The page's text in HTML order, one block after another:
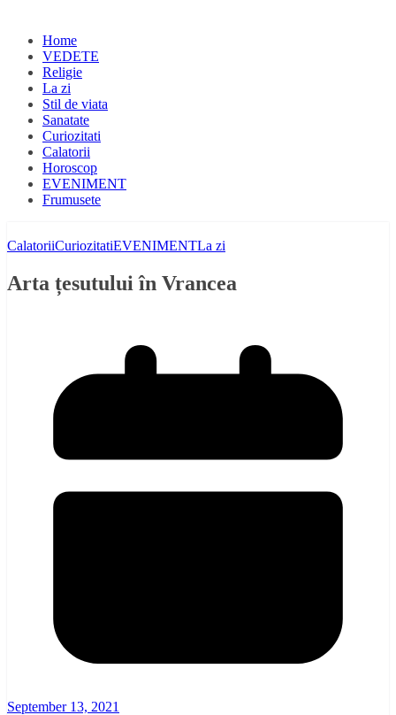
Home
VEDETE
Religie
La zi
Stil de viata
Sanatate
Curiozitati
Calatorii
Horoscop
EVENIMENT
Frumusete
CalatoriiCuriozitatiEVENIMENTLa zi
Arta țesutului în Vrancea
September 13, 2021